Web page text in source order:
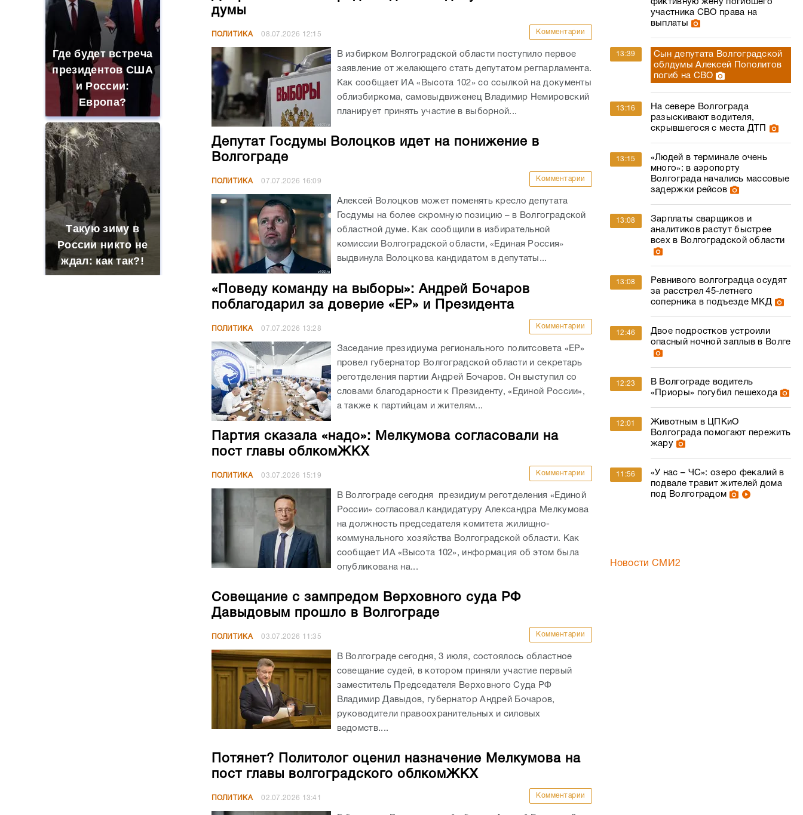
Где будет встреча
президентов США
и России:
Европа?
Такую зиму в
России никто не
ждал: как так?!
думы
ПОЛИТИКА 08.07.2026 12:15 Комментарии
В избирком Волгоградской области поступило первое
заявление от желающего стать депутатом регпарламента.
Как сообщает ИА «Высота 102» со ссылкой на документы
облизбиркома, самовыдвиженец Владимир Немировский
планирует принять участие в выборной...
Депутат Госдумы Волоцков идет на понижение в
Волгограде
ПОЛИТИКА 07.07.2026 16:09 Комментарии
Алексей Волоцков может поменять кресло депутата
Госдумы на более скромную позицию – в Волгоградской
областной думе. Как сообщили в избирательной
комиссии Волгоградской области, «Единая Россия»
выдвинула Волоцкова кандидатом в депутаты...
«Поведу команду на выборы»: Андрей Бочаров
поблагодарил за доверие «ЕР» и Президента
ПОЛИТИКА 07.07.2026 13:28 Комментарии
Заседание президиума регионального политсовета «ЕР»
провел губернатор Волгоградской области и секретарь
реготделения партии Андрей Бочаров. Он выступил со
словами благодарности к Президенту, «Единой России»,
а также к партийцам и жителям...
Партия сказала «надо»: Мелкумова согласовали на
пост главы облкомЖКХ
ПОЛИТИКА 03.07.2026 15:19 Комментарии
В Волгограде сегодня президиум реготделения «Единой
России» согласовал кандидатуру Александра Мелкумова
на должность председателя комитета жилищно-
коммунального хозяйства Волгоградской области. Как
сообщает ИА «Высота 102», информация об этом была
опубликована на...
Совещание с зампредом Верховного суда РФ
Давыдовым прошло в Волгограде
ПОЛИТИКА 03.07.2026 11:35 Комментарии
В Волгограде сегодня, 3 июля, состоялось областное
совещание судей, в котором приняли участие первый
заместитель Председателя Верховного Суда РФ
Владимир Давыдов, губернатор Андрей Бочаров,
руководители правоохранительных и силовых
ведомств....
Потянет? Политолог оценил назначение Мелкумова на
пост главы волгоградского облкомЖКХ
ПОЛИТИКА 02.07.2026 13:41 Комментарии
фиктивную жену погибшего
участника СВО права на
выплаты
13:39
Сын депутата Волгоградской
облдумы Алексей Пополитов
погиб на СВО
13:16
На севере Волгограда
разыскивают водителя,
скрывшегося с места ДТП
13:15
«Людей в терминале очень
много»: в аэропорту
Волгограда начались массовые
задержки рейсов
13:08
Зарплаты сварщиков и
аналитиков растут быстрее
всех в Волгоградской области
13:08
Ревнивого волгоградца осудят
за расстрел 45-летнего
соперника в подъезде МКД
12:46
Двое подростков устроили
опасный ночной заплыв в Волге
12:23
В Волгограде водитель
«Приоры» погубил пешехода
12:01
Животным в ЦПКиО
Волгограда помогают пережить
жару
11:56
«У нас – ЧС»: озеро фекалий в
подвале травит жителей дома
под Волгоградом
Новости СМИ2